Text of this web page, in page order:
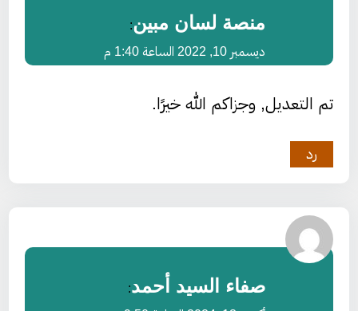
منصة لسان مبين:
ديسمبر 10, 2022 الساعة 1:40 م
تم التعديل, وجزاكم الله خيرًا.
رد
صفاء السيد أحمد: